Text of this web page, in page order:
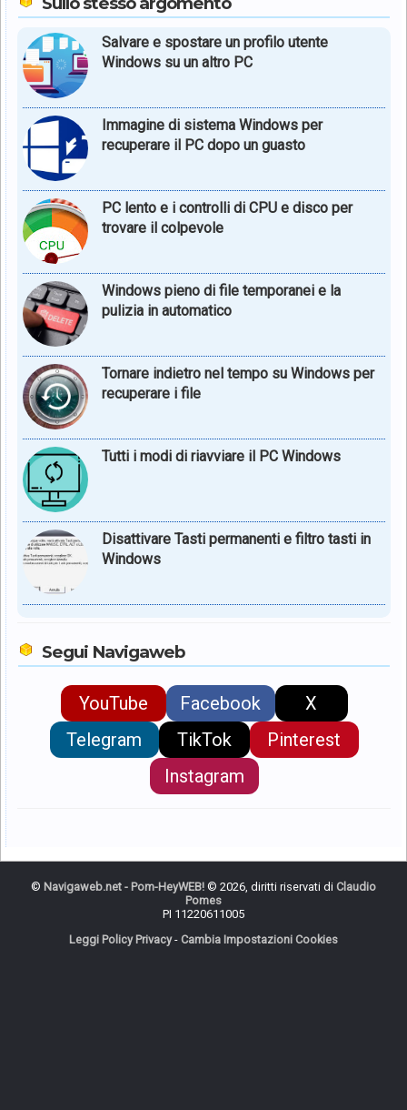
Salvare e spostare un profilo utente
Windows su un altro PC
Immagine di sistema Windows per
recuperare il PC dopo un guasto
PC lento e i controlli di CPU e disco per
trovare il colpevole
Windows pieno di file temporanei e la
pulizia in automatico
Tornare indietro nel tempo su Windows per
recuperare i file
Tutti i modi di riavviare il PC Windows
Disattivare Tasti permanenti e filtro tasti in
Windows
Segui Navigaweb
YouTube Facebook
X
Telegram
TikTok
Pinterest
Instagram
© Navigaweb.net - Pom-HeyWEB! © 2026, diritti riservati di Claudio
Pomes
PI 11220611005
Leggi Policy Privacy- Cambia Impostazioni Cookies